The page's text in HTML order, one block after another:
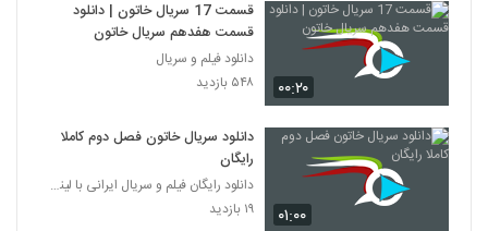
۰۰:۲۰
قسمت 17 سریال خاتون | دانلود
قسمت هفدهم سریال خاتون
دانلود فیلم و سریال
۵۴۸ بازدید
۰۱:۰۰
دانلود سریال خاتون فصل دوم کاملا
رایگان
دانلود رایگان فیلم و سریال ایرانی با لینک مستقیم
۱۹ بازدید